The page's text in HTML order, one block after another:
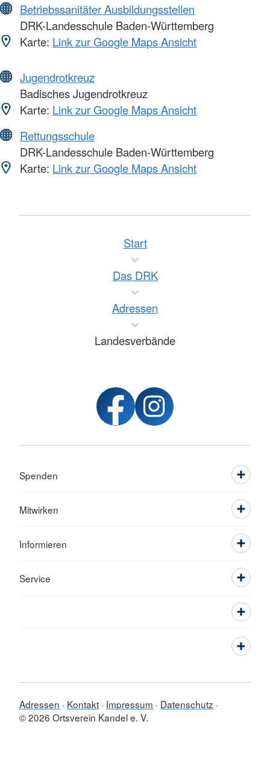
Betriebssanitäter Ausbildungsstellen
DRK-Landesschule Baden-Württemberg
Karte: Link zur Google Maps Ansicht
Jugendrotkreuz
Badisches Jugendrotkreuz
Karte: Link zur Google Maps Ansicht
Rettungsschule
DRK-Landesschule Baden-Württemberg
Karte: Link zur Google Maps Ansicht
Start
Das DRK
Adressen
Landesverbände
Spenden
Mitwirken
Informieren
Service
Adressen Kontakt Impressum
Datenschutz
© 2026 Ortsverein Kandel e. V.